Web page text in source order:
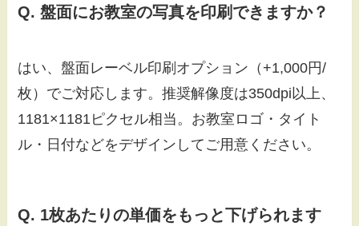
Q. 盤面にお教室の写真を印刷できますか？
はい、盤面レーベル印刷オプション（+1,000円/
枚）でご対応します。推奨解像度は350dpi以上、
1181×1181ピクセル相当。お教室ロゴ・タイト
ル・日付などをデザインしてご用意ください。
Q. 1枚あたりの単価をもっと下げられます